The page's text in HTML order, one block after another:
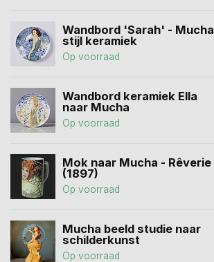
Wandbord 'Sarah' - Mucha
stijl keramiek
Op voorraad
Wandbord keramiek Ella
naar Mucha
Op voorraad
Mok naar Mucha - Rêverie
(1897)
Op voorraad
Mucha beeld studie naar
schilderkunst
Op voorraad